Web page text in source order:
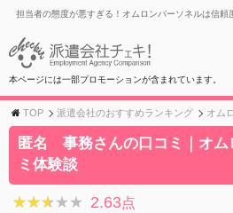
担当者の態度が悪すぎる！オムロンパーソネルは信頼
本ページには一部プロモーションが含まれています。
TOP 派遣会社のおすすめランキング オム
匿名 事務さんの口コミ｜オム
ミ体験談
★★★★★
★★★★★ 2.63点